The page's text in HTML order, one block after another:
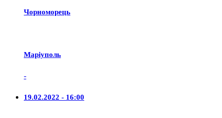
Чорноморець
Маріуполь
-
19.02.2022 - 16:00